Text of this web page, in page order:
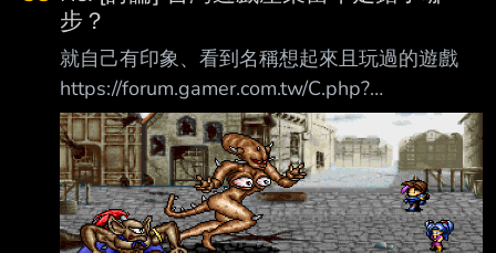
3D暈 我還覺得劇情蠻感人 如果是2D，有個天之
痕水準的作畫，不就又是一個經典嗎 當時硬推
3D是不是走歪了 有沒有C洽0.0? 哎呀絕代雙驕
STEAM怎麼都不上阿 為了考古把雙劍的合輯給
買了 超便宜喔 --
步？
就自己有印象、看到名稱想起來且玩過的遊戲
https://forum.gamer.com.tw/C.php?
bsn=60402&snA=102
https://forum.gamer.com.tw/Co.php?
bsn=60402&sn=4508 這兩篇有列出不少 ●是
個人認為真的超級好玩的作品，但海外知名度就
真的不高 且也不知道有沒有賣出去。 1991 俠